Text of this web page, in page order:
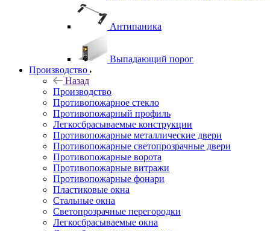
Антипаника
Выпадающий порог
Производство
Назад
Производство
Противопожарное стекло
Противопожарный профиль
Легкосбрасываемые конструкции
Противопожарные металлические двери
Противопожарные светопрозрачные двери
Противопожарные ворота
Противопожарные витражи
Противопожарные фонари
Пластиковые окна
Стальные окна
Светопрозрачные перегородки
Легкосбрасываемые окна